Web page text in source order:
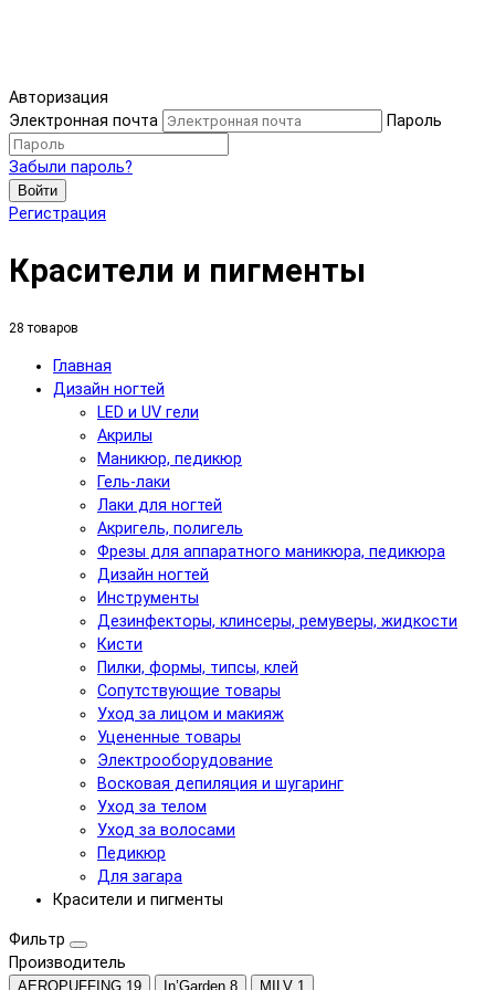
Авторизация
Электронная почта
Пароль
Забыли пароль?
Войти
Регистрация
Красители и пигменты
28 товаров
Главная
Дизайн ногтей
LED и UV гели
Акрилы
Маникюр, педикюр
Гель-лаки
Лаки для ногтей
Акригель, полигель
Фрезы для аппаратного маникюра, педикюра
Дизайн ногтей
Инструменты
Дезинфекторы, клинсеры, ремуверы, жидкости
Кисти
Пилки, формы, типсы, клей
Сопутствующие товары
Уход за лицом и макияж
Уцененные товары
Электрооборудование
Восковая депиляция и шугаринг
Уход за телом
Уход за волосами
Педикюр
Для загара
Красители и пигменты
Фильтр
Производитель
AEROPUFFING 19 In’Garden 8 MILV 1